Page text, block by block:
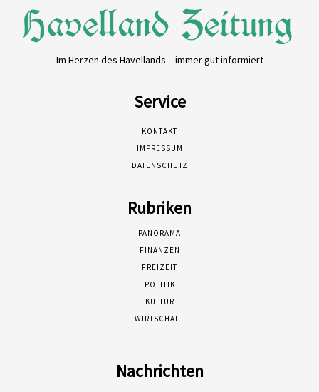
Im Herzen des Havellands – immer gut informiert
Service
KONTAKT
IMPRESSUM
DATENSCHUTZ
Rubriken
PANORAMA
FINANZEN
FREIZEIT
POLITIK
KULTUR
WIRTSCHAFT
Nachrichten